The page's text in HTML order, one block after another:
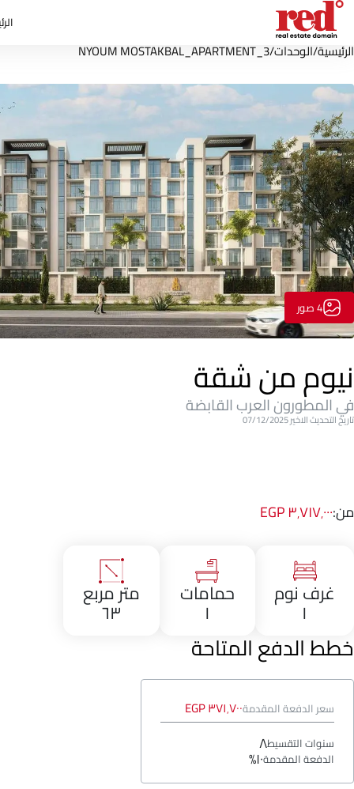
الرئيسية/الوحدات/
NYOUM MOSTAKBAL_APARTMENT_3
4 صور
نيوم من شقة
في المطورون العرب القابضة
تاريخ التحديث الاخير 07/12/2025
من:٣٬٧١٧٬٠٠٠ EGP
غرف نوم
١
حمامات
١
متر مربع
٦٣
خطط الدفع المتاحة
سعر الدفعة المقدمة٣٧١٬٧٠٠ EGP
سنوات التقسيط٨
الدفعة المقدمة١٠%